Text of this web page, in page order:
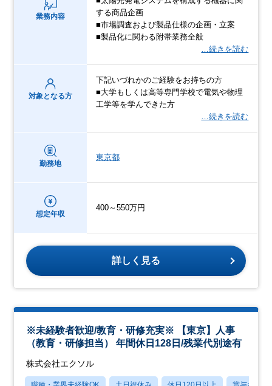
業務内容
する商品企画
■市場調査および製品仕様の企画・立案
■製品化に関わる附帯業務全般
…続きを読む
対象となる方
下記いづれかのご経験をお持ちの方
■大学もしくは高等専門学校で電気や物理
工学等を学んできた方
…続きを読む
勤務地
東京都
想定年収
400～550万円
詳しく見る
※未経験者歓迎/教育・研修充実※ 【東京】人事
（教育・研修担当） 年間休日128日/残業代別途有
株式会社エクソル